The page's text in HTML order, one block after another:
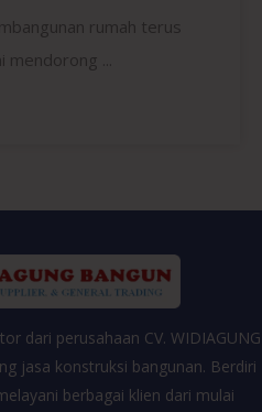
rumah terus
...
dari perusahaan CV. WIDIAGUNG
jasa konstruksi bangunan. Berdiri
berbagai klien dari mulai